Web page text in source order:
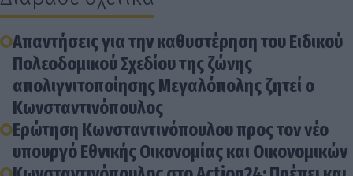
Απαντήσεις για την καθυστέρηση του Ειδικού
Πολεοδομικού Σχεδίου της ζώνης
απολιγνιτοποίησης Μεγαλόπολης ζητεί ο
Κωνσταντινόπουλος
Ερώτηση Κωνσταντινόπουλου προς τον νέο
υπουργό Εθνικής Οικονομίας και Οικονομικών